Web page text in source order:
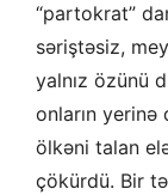
“partokrat”
səriştəsiz,
yalnız özünü
onların yerinə
ölkəni talan
çökürdü. Bir